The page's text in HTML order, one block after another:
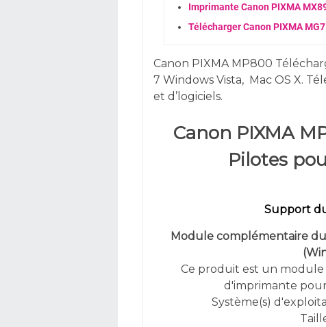
Imprimante Canon PIXMA
Télécharger Canon PIXMA
Canon PIXMA MP800
7 Windows Vista, Mac OS X.
et d’logiciels.
Canon PIXMA
Pilotes
Support
Module complémentaire
Ce produit est un
d'imprimante
Système(s)